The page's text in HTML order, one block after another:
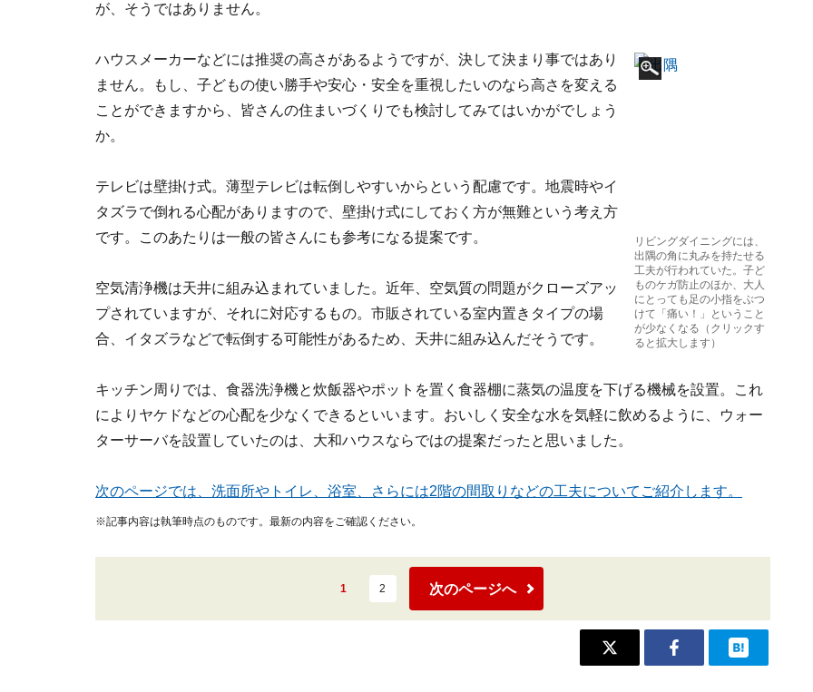
が、そうではありません。
リビングダイニングには、
出隅の角に丸みを持たせる
工夫が行われていた。子ど
ものケガ防止のほか、大人
にとっても足の小指をぶつ
けて「痛い！」ということ
が少なくなる（クリックす
ると拡大します）
ハウスメーカーなどには推奨の高さがあるようですが、決して決まり事ではあり
ません。もし、子どもの使い勝手や安心・安全を重視したいのなら高さを変える
ことができますから、皆さんの住まいづくりでも検討してみてはいかがでしょう
か。
テレビは壁掛け式。薄型テレビは転倒しやすいからという配慮です。地震時やイ
タズラで倒れる心配がありますので、壁掛け式にしておく方が無難という考え方
です。このあたりは一般の皆さんにも参考になる提案です。
空気清浄機は天井に組み込まれていました。近年、空気質の問題がクローズアッ
プされていますが、それに対応するもの。市販されている室内置きタイプの場
合、イタズラなどで転倒する可能性があるため、天井に組み込んだそうです。
キッチン周りでは、食器洗浄機と炊飯器やポットを置く食器棚に蒸気の温度を下げる機械を設置。これ
によりヤケドなどの心配を少なくできるといいます。おいしく安全な水を気軽に飲めるように、ウォー
ターサーバを設置していたのは、大和ハウスならではの提案だったと思いました。
次のページでは、洗面所やトイレ、浴室、さらには2階の間取りなどの工夫についてご紹介します。
※記事内容は執筆時点のものです。最新の内容をご確認ください。
1 2 次のページへ